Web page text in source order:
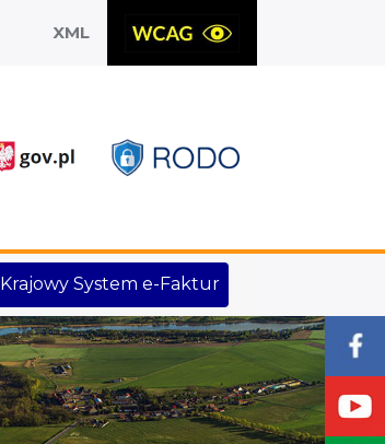
XML
Krajowy System e-Faktur